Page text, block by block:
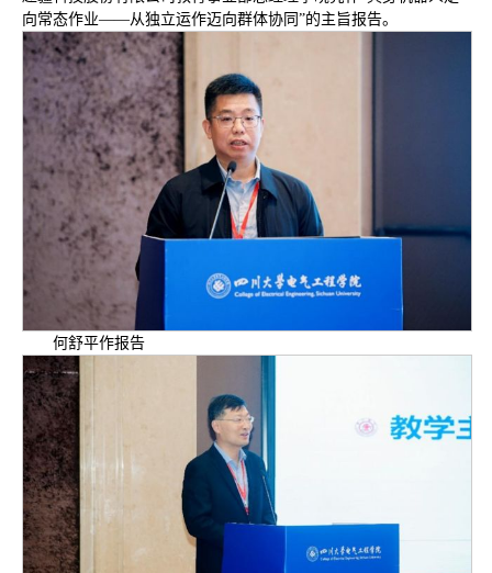
向常态作业——从独立运作迈向群体协同”的主旨报告。
何舒平作报告